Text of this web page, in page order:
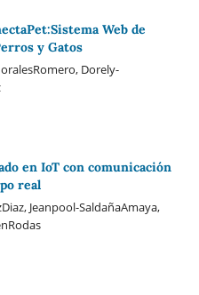
Web de
y Gatos
Dorely-
en IoT con comunicación
real
Jeanpool-SaldañaAmaya,